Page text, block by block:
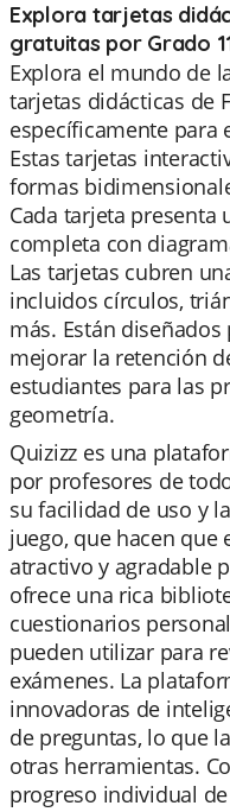
Explora tarjetas
gratuitas por Grado
Explora el mundo de
tarjetas didácticas de
específicamente para
Estas tarjetas
formas
Cada tarjeta presenta
completa con
Las tarjetas cubren
incluidos círculos,
más. Están
mejorar la retención
estudiantes para las
geometría.
Quizizz es una
por profesores de
su facilidad de uso y
juego, que hacen que
atractivo y agradable
ofrece una rica
cuestionarios
pueden utilizar para
exámenes. La
innovadoras de
de preguntas, lo que
otras herramientas.
progreso individual